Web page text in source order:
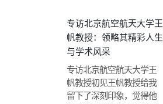
专访北京航空航天大学王
帆教授：领略其精彩人生
与学术风采
专访北京航空航天大学王
帆教授初见王帆教授给我
留下了深刻印象，觉得他